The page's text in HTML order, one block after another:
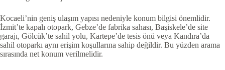
Kocaeli’nin geniş ulaşım yapısı nedeniyle konum bilgisi önemlidir.
İzmit’te kapalı otopark, Gebze’de fabrika sahası, Başiskele’de site
garajı, Gölcük’te sahil yolu, Kartepe’de tesis önü veya Kandıra’da
sahil otoparkı aynı erişim koşullarına sahip değildir. Bu yüzden arama
sırasında net konum verilmelidir.